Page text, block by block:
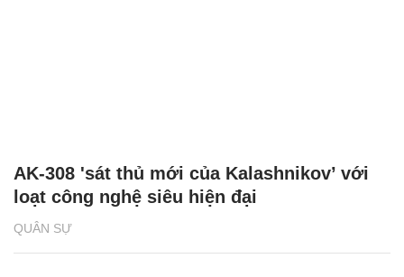
QUÂN SỰ
AK-308 'sát thủ mới của Kalashnikov’ với
loạt công nghệ siêu hiện đại